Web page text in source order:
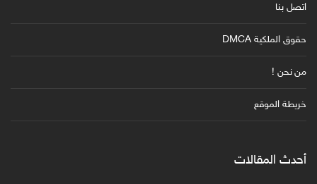
اتصل بنا
حقوق الملكية DMCA
من نحن !
خريطة الموقع
أحدث المقالات